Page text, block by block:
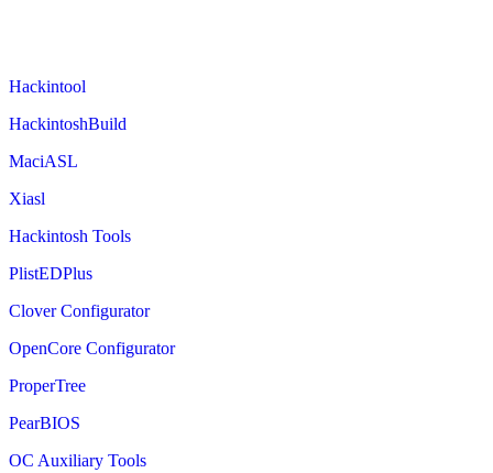
Hackintool
HackintoshBuild
MaciASL
Xiasl
Hackintosh Tools
PlistEDPlus
Clover Configurator
OpenCore Configurator
ProperTree
PearBIOS
OC Auxiliary Tools